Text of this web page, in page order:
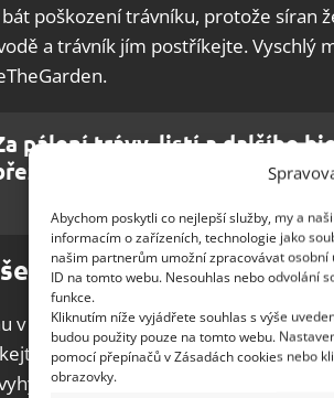
Abychom poskytli co nejlepší služby, my a
informacím o zařízeních, technologie jako
našim partnerům umožní zpracovávat
ID na tomto webu. Nesouhlas nebo odvolání
funkce.
Kliknutím níže vyjádřete souhlas s výše
budou použity pouze na tomto webu.
pomocí přepínačů v Zásadách cookies nebo
obrazovky.
poškození trávníku, protože síran
a trávník jím postříkejte. Vyschlý
pálení trávy, listí a dalšího
vysoké pokuty až 50 000
v trávníku můžete vytvořit i z jedlé
Jedlá soda je zásaditá, což
Ke zlepšení kvality trávníku a